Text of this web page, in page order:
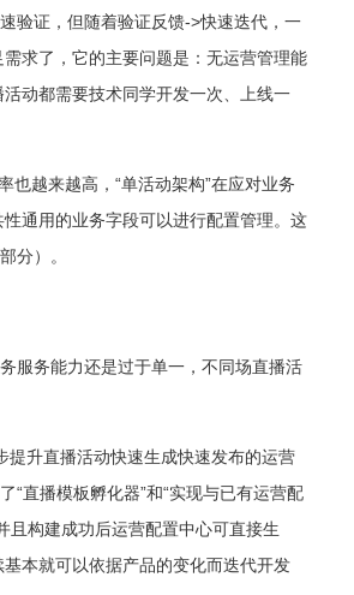
验证，但随着验证反馈->快速迭代，一
求了，它的主要问题是：无运营管理能
动都需要技术同学开发一次、上线一
越来越高，“单活动架构”在应对业务
通用的业务字段可以进行配置管理。这
分）。
服务能力还是过于单一，不同场直播活
提升直播活动快速生成快速发布的运营
“直播模板孵化器”和“实现与已有运营配
且构建成功后运营配置中心可直接生
本就可以依据产品的变化而迭代开发